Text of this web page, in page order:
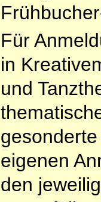
Für
in
und
eigenen
den